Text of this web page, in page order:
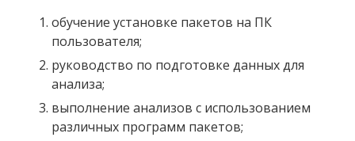
обучение установке пакетов на ПК
пользователя;
руководство по подготовке данных для
анализа;
выполнение анализов с использованием
различных программ пакетов;